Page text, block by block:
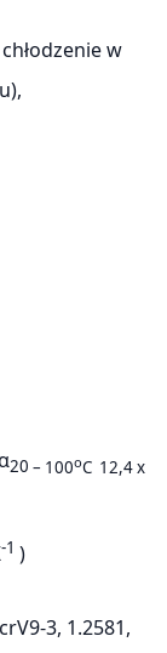
chłodzenie w
20 – 100oC 12,4 x
-1 )
3, 1.2581,